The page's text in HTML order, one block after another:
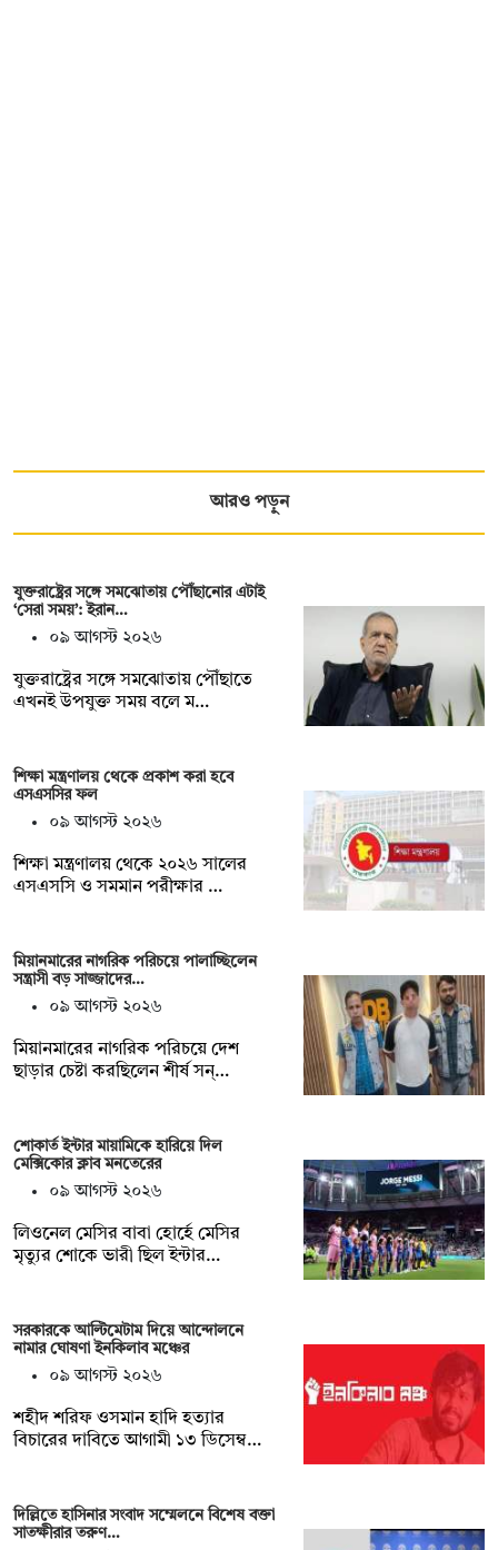
আরও পড়ুন
যুক্তরাষ্ট্রের সঙ্গে সমঝোতায় পৌঁছানোর এটাই
‘সেরা সময়’: ইরান…
০৯ আগস্ট ২০২৬
যুক্তরাষ্ট্রের সঙ্গে সমঝোতায় পৌঁছাতে
এখনই উপযুক্ত সময় বলে ম…
শিক্ষা মন্ত্রণালয় থেকে প্রকাশ করা হবে
এসএসসির ফল
০৯ আগস্ট ২০২৬
শিক্ষা মন্ত্রণালয় থেকে ২০২৬ সালের
এসএসসি ও সমমান পরীক্ষার …
মিয়ানমারের নাগরিক পরিচয়ে পালাচ্ছিলেন
সন্ত্রাসী বড় সাজ্জাদের…
০৯ আগস্ট ২০২৬
মিয়ানমারের নাগরিক পরিচয়ে দেশ
ছাড়ার চেষ্টা করছিলেন শীর্ষ সন্…
শোকার্ত ইন্টার মায়ামিকে হারিয়ে দিল
মেক্সিকোর ক্লাব মনতেরের
০৯ আগস্ট ২০২৬
লিওনেল মেসির বাবা হোর্হে মেসির
মৃত্যুর শোকে ভারী ছিল ইন্টার…
সরকারকে আল্টিমেটাম দিয়ে আন্দোলনে
নামার ঘোষণা ইনকিলাব মঞ্চের
০৯ আগস্ট ২০২৬
শহীদ শরিফ ওসমান হাদি হত্যার
বিচারের দাবিতে আগামী ১৩ ডিসেম্ব…
দিল্লিতে হাসিনার সংবাদ সম্মেলনে বিশেষ বক্তা
সাতক্ষীরার তরুণ…